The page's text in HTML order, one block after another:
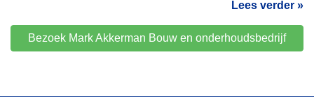
Lees verder »
Bezoek Mark Akkerman Bouw en onderhoudsbedrijf